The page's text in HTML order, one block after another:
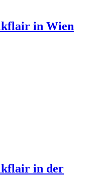
in Wien
in der